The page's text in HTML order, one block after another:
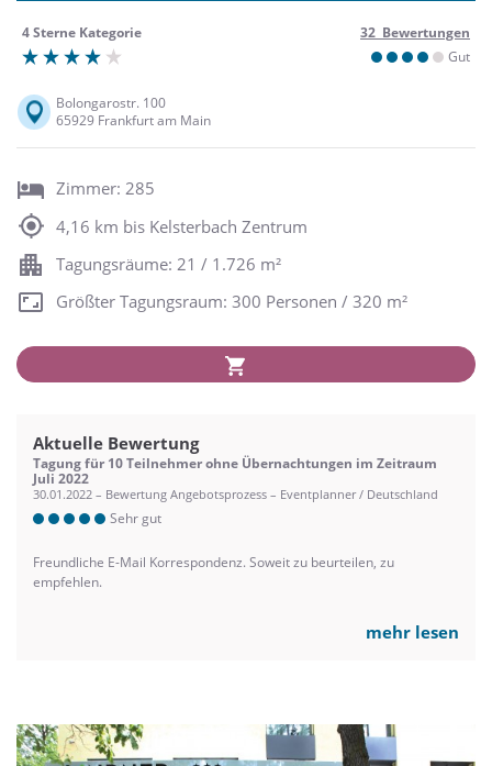
4 Sterne Kategorie
32 Bewertungen
Gut
Bolongarostr. 100
65929 Frankfurt am Main
Zimmer: 285
4,16 km bis Kelsterbach Zentrum
Tagungsräume: 21 / 1.726 m²
Größter Tagungsraum: 300 Personen / 320 m²
Aktuelle Bewertung
Tagung für 10 Teilnehmer ohne Übernachtungen im Zeitraum
Juli 2022
30.01.2022 – Bewertung Angebotsprozess – Eventplanner / Deutschland
Sehr gut
Freundliche E-Mail Korrespondenz. Soweit zu beurteilen, zu
empfehlen.
mehr lesen